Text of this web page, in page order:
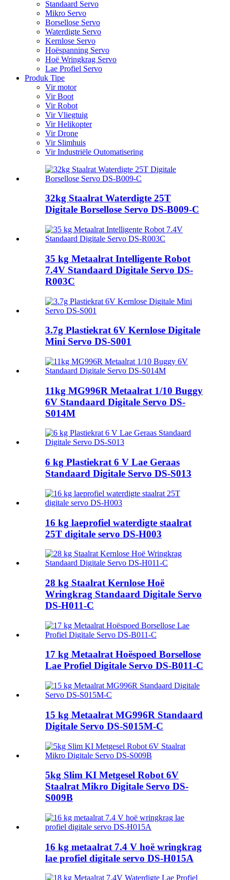
Standaard Servo
Mikro Servo
Borsellose Servo
Waterdigte Servo
Kernlose Servo
Hoëspanning Servo
Hoë Wringkrag Servo
Lae Profiel Servo
Produk Tipe
Vir motor
Vir Boot
Vir Robot
Vir Vliegtuig
Vir Helikopter
Vir Drone
Vir Slimhuis
Vir Industriële Outomatisering
32kg Staalrat Waterdigte 25T
Digitale Borsellose Servo DS-B009-C
35 kg Metaalrat Intelligente Robot
7.4V Standaard Digitale Servo DS-
R003C
3.7g Plastiekrat 6V Kernlose Digitale
Mini Servo DS-S001
11kg MG996R Metaalrat 1/10 Buggy
6V Standaard Digitale Servo DS-
S014M
6 kg Plastiekrat 6 V Lae Geraas
Standaard Digitale Servo DS-S013
16 kg laeprofiel waterdigte staalrat
25T digitale servo DS-H003
28 kg Staalrat Kernlose Hoë
Wringkrag Standaard Digitale Servo
DS-H011-C
17 kg Metaalrat Hoëspoed Borsellose
Lae Profiel Digitale Servo DS-B011-C
15 kg Metaalrat MG996R Standaard
Digitale Servo DS-S015M-C
5kg Slim KI Metgesel Robot 6V
Staalrat Mikro Digitale Servo DS-
S009B
16 kg metaalrat 7.4 V hoë wringkrag
lae profiel digitale servo DS-H015A